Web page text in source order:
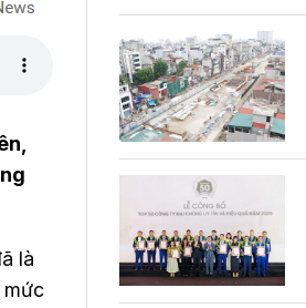
là
mức